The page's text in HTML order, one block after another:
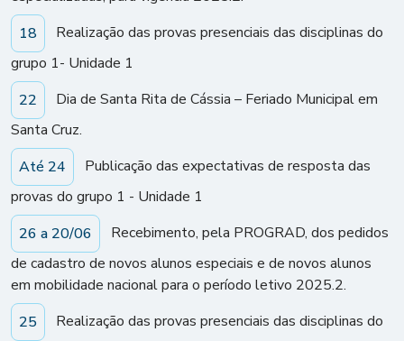
18
Realização das provas presenciais das disciplinas do
grupo 1- Unidade 1
22
Dia de Santa Rita de Cássia – Feriado Municipal em
Santa Cruz.
Até 24
Publicação das expectativas de resposta das
provas do grupo 1 - Unidade 1
26 a 20/06
Recebimento, pela PROGRAD, dos pedidos
de cadastro de novos alunos especiais e de novos alunos
em mobilidade nacional para o período letivo 2025.2.
25
Realização das provas presenciais das disciplinas do